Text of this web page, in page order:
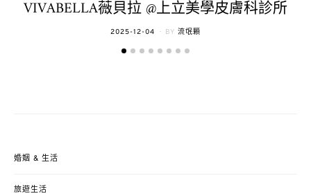
VIVABELLA薇貝拉 @上立美學皮膚科診所
POSTED
2025-12-04 BY 流氓顆
婚姻 & 生活
旅遊生活